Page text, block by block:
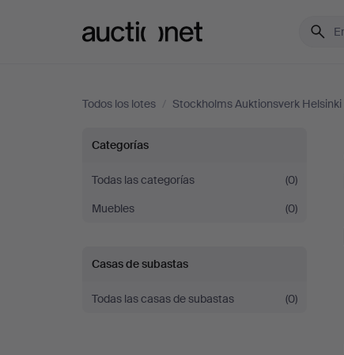
Todos los lotes / Stockholms Auktionsverk Helsinki
Cómodas
en
Stockholms
Auktionsverk
Helsinki
Categorías
Todas las categorías
(0)
Muebles
(0)
Casas de subastas
Todas las casas de subastas (0)